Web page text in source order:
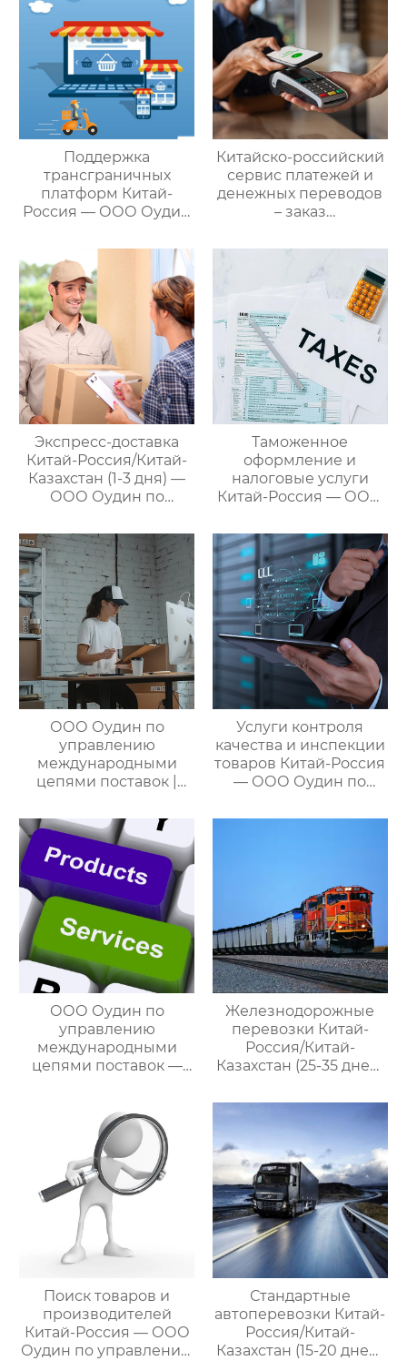
Поддержка
трансграничных
платформ Китай-
Россия — ООО Оудин
международными
цепями поставок
Китайско-российский
сервис платежей и
денежных переводов
– заказ
поставок
Экспресс-доставка
Китай-Россия/Китай-
Казахстан (1-3 дня) —
ООО Оудин по
международными
цепями поставок
Таможенное
оформление и
налоговые услуги
Китай-Россия — ООО
международными
цепями поставок
ООО Оудин по
управлению
международными
цепями поставок |
услуги
посреднических
закупок Китай-Россия:
комплексное
решение ваших
трансграничных задач
Услуги контроля
качества и инспекции
товаров Китай-Россия
— ООО Оудин по
международными
ООО Оудин по
управлению
международными
цепями поставок —
российских закупок
Железнодорожные
перевозки Китай-
Россия/Китай-
Казахстан (25-35 дней)
управлению
международными
цепями поставок
Поиск товаров и
производителей
Китай-Россия — ООО
Оудин по управлению
Стандартные
автоперевозки Китай-
Россия/Китай-
Казахстан (15-20 дней)